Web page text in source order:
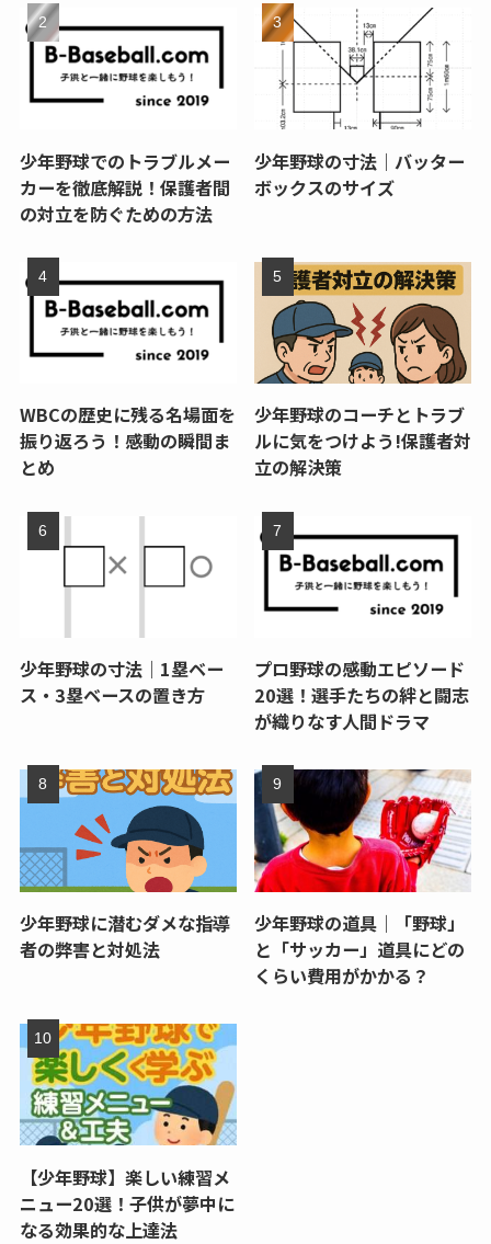
少年野球でのトラブルメー
カーを徹底解説！保護者間
の対立を防ぐための方法
少年野球の寸法｜バッター
ボックスのサイズ
WBCの歴史に残る名場面を
振り返ろう！感動の瞬間ま
とめ
少年野球のコーチとトラブ
ルに気をつけよう!保護者対
立の解決策
少年野球の寸法｜1塁ベー
ス・3塁ベースの置き方
プロ野球の感動エピソード
20選！選手たちの絆と闘志
が織りなす人間ドラマ
少年野球に潜むダメな指導
者の弊害と対処法
少年野球の道具｜「野球」
と「サッカー」道具にどの
くらい費用がかかる？
【少年野球】楽しい練習メ
ニュー20選！子供が夢中に
なる効果的な上達法